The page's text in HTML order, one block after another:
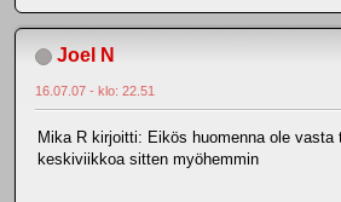
Joel N
16.07.07 - klo: 22.51
Mika R kirjoitti: Eikös huomenna ole vasta
keskiviikkoa sitten myöhemmin